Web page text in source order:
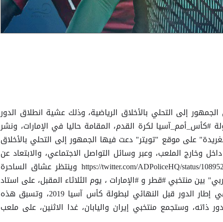
إلى التحلي بالأخلاق الرياضية، وذلك عشية انطلاق الدور
للنسخة الـ 17 من بطولة #كأس_أمم_آسيا لكرة القدم، المقامة حاليا في الإمارات، ونشر
على موقع "تويتر" دعت فيها الجمهور إلى التحلي بالأخلاق
وخارج الملعب، وعبر وسائل التواصل الاجتماعي، والابتعاد عن
التغريدات السلبية. https://twitter.com/ADPoliceHQ/status/1089528866383773697 وينتظر عشاق الساحرة
بين منتخبي #قطر و #الإمارات ، يوم الثلاثاء المقبل، على استاد
محمد بن زايد بالعاصمة أبوظبي، في إطار الدور قبل النهائي لبطولة كأس آسيا 2019، وتسبق هذه
ذاته، وستجمع منتخبي إيران واليابان، غدا الاثنين، على ملعب